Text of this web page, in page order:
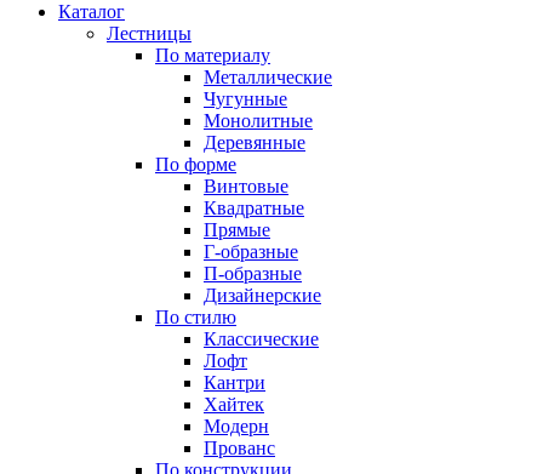
Каталог
Лестницы
По материалу
Металлические
Чугунные
Монолитные
Деревянные
По форме
Винтовые
Квадратные
Прямые
Г-образные
П-образные
Дизайнерские
По стилю
Классические
Лофт
Кантри
Хайтек
Модерн
Прованс
По конструкции